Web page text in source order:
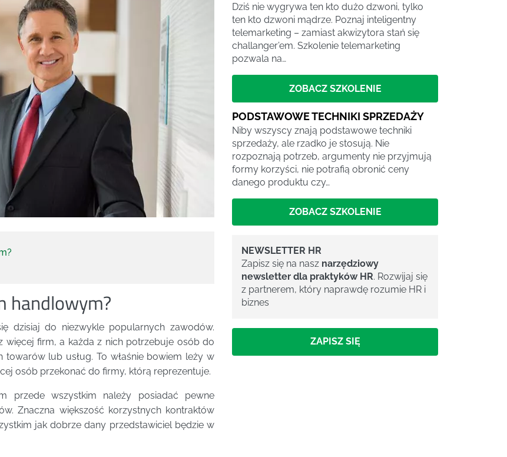
handlowym?
dzisiaj do niezwykle popularnych zawodów.
firm, a każda z nich potrzebuje osób do
lub usług. To właśnie bowiem leży w
osób przekonać do firmy, którą reprezentuje.
przede wszystkim należy posiadać pewne
Znaczna większość korzystnych kontraktów
jak dobrze dany przedstawiciel będzie w
Dziś nie wygrywa ten kto dużo dzwoni, tylko
ten kto dzwoni mądrze. Poznaj inteligentny
telemarketing – zamiast akwizytora stań się
challanger’em. Szkolenie telemarketing
pozwala na…
ZOBACZ SZKOLENIE
PODSTAWOWE TECHNIKI SPRZEDAŻY
Niby wszyscy znają podstawowe techniki
sprzedaży, ale rzadko je stosują. Nie
rozpoznają potrzeb, argumenty nie przyjmują
formy korzyści, nie potrafią obronić ceny
danego produktu czy…
ZOBACZ SZKOLENIE
NEWSLETTER HR
Zapisz się na nasz narzędziowy
newsletter dla praktyków HR. Rozwijaj się
z partnerem, który naprawdę rozumie HR i
biznes
ZAPISZ SIĘ